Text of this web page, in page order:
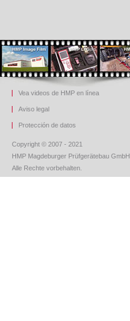
Vea videos de HMP en línea
Aviso legal
Protección de datos
Copyright © 2007 - 2021
HMP Magdeburger Prüfgerätebau GmbH.
Alle Rechte vorbehalten.